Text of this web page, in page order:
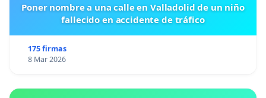
Poner nombre a una calle en Valladolid de un niño
fallecido en accidente de tráfico
175 firmas
8 Mar 2026